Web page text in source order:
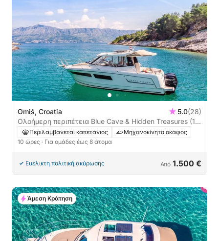
Omiš, Croatia 5.0(28)
Ολοήμερη περιπέτεια Blue Cave & Hidden Treasures (12
ώρες)Περιλαμβάνεται καπετάνιος
Μηχανοκίνητο σκάφος
10 ώρες · Για ομάδες έως 8 άτομα
Ευέλικτη πολιτική ακύρωσης Από 1.500 €
Άμεση Κράτηση